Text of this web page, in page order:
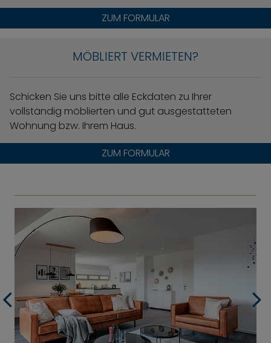
ZUM FORMULAR
MÖBLIERT VERMIETEN?
Schicken Sie uns bitte alle Eckdaten zu Ihrer
vollständig möblierten und gut ausgestatteten
Wohnung bzw. Ihrem Haus.
ZUM FORMULAR